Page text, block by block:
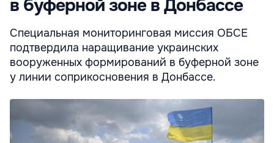
в буферной зоне в Донбассе
Специальная мониторинговая миссия ОБСЕ
подтвердила наращивание украинских
вооруженных формирований в буферной зоне
у линии соприкосновения в Донбассе.